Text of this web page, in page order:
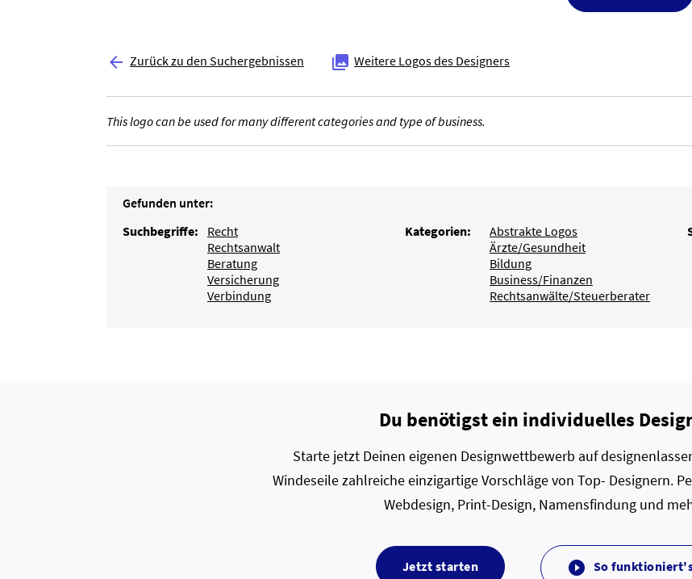
 Zurück zu den Suchergebnissen  Weitere Logos des Designers
This logo can be used for many different categories and type of business.
Gefunden unter:
Suchbegriffe:
Recht
Rechtsanwalt
Beratung
Versicherung
Verbindung
Kategorien:
Abstrakte Logos
Ärzte/Gesundheit
Bildung
Business/Finanzen
Rechtsanwälte/Steuerberater
Du benötigst ein individuelles
Starte jetzt Deinen eigenen Designwettbewerb auf
Windeseile zahlreiche einzigartige Vorschläge von Top- Designern.
Webdesign, Print-Design, Namensfindung und
Jetzt starten  So